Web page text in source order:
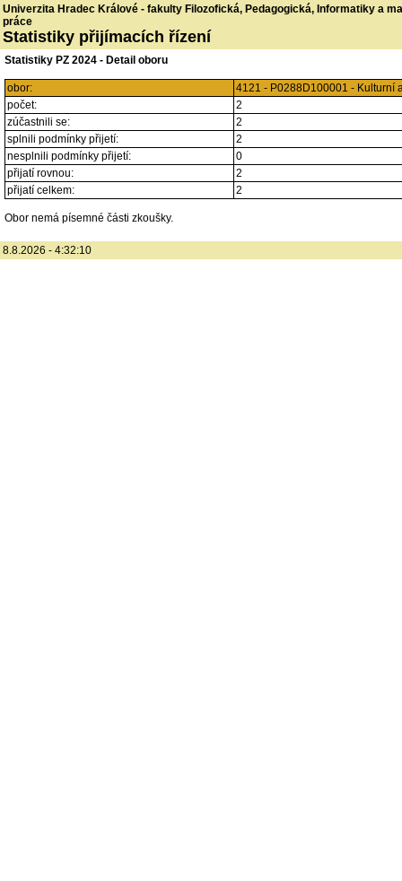
Univerzita Hradec Králové - fakulty Filozofická, Pedagogická, Informatiky a
práce
Statistiky přijímacích řízení
Statistiky PZ 2024 - Detail oboru
obor:
4121 - P0288D100001 - Kulturní
počet:
2
zúčastnili se:
2
splnili podmínky přijetí:
2
nesplnili podmínky přijetí:
0
přijatí rovnou:
2
přijatí celkem:
2
Obor nemá písemné části zkoušky.
8.8.2026 - 4:32:10